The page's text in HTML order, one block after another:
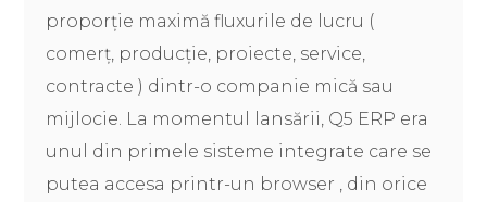
proporție maximă fluxurile de lucru (
comerț, producție, proiecte, service,
contracte ) dintr-o companie mică sau
mijlocie. La momentul lansării, Q5 ERP era
unul din primele sisteme integrate care se
putea accesa printr-un browser , din orice